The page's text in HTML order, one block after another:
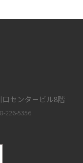
センタ－ビル8階
226-5356